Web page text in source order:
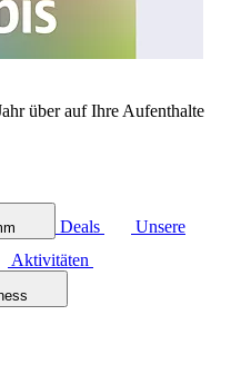
über auf Ihre Aufenthalte
Deals
Unsere
Aktivitäten